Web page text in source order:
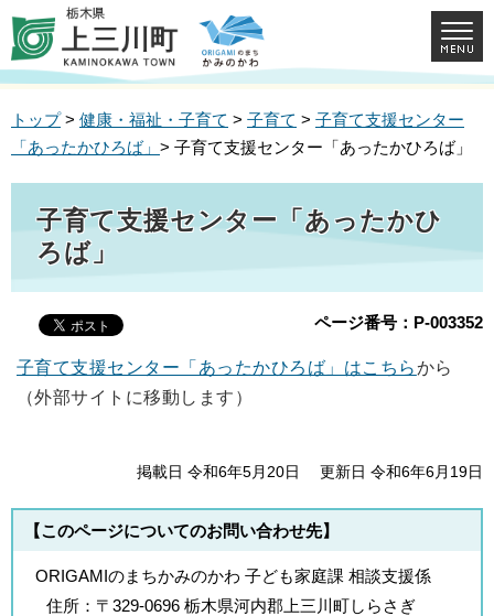
トップ> 健康・福祉・子育て > 子育て > 子育て支援センター
「あったかひろば」 > 子育て支援センター「あったかひろば」
子育て支援センター「あったかひ
ろば」
ページ番号：P-003352
子育て支援センター「あったかひろば」はこちらから
（外部サイトに移動します）
掲載日 令和6年5月20日 更新日 令和6年6月19日
【このページについてのお問い合わせ先】
ORIGAMIのまちかみのかわ 子ども家庭課 相談支援係
住所： 〒329-0696 栃木県河内郡上三川町しらさぎ